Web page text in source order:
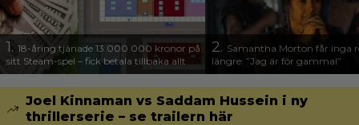
1. 18-åring tjänade 13 000 000 kronor på
sitt Steam-spel – fick betala tillbaka allt
2. Samantha Morton får inga
längre: ”Jag är för gammal”
Joel Kinnaman vs Saddam Hussein i ny
thrillerserie – se trailern här